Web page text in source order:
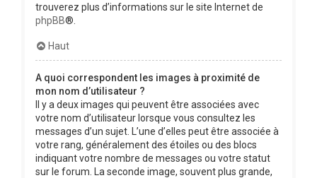
trouverez plus d’informations sur le site Internet de
phpBB®.
Haut
A quoi correspondent les images à proximité de
mon nom d’utilisateur ?
Il y a deux images qui peuvent être associées avec
votre nom d’utilisateur lorsque vous consultez les
messages d’un sujet. L’une d’elles peut être associée à
votre rang, généralement des étoiles ou des blocs
indiquant votre nombre de messages ou votre statut
sur le forum. La seconde image, souvent plus grande,